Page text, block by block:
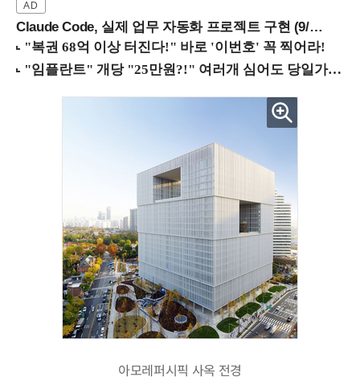
Claude Code, 실제 업무 자동화 프로젝트 구현 (9/16 ~17 강남역)
아모레퍼시픽 사옥 전경